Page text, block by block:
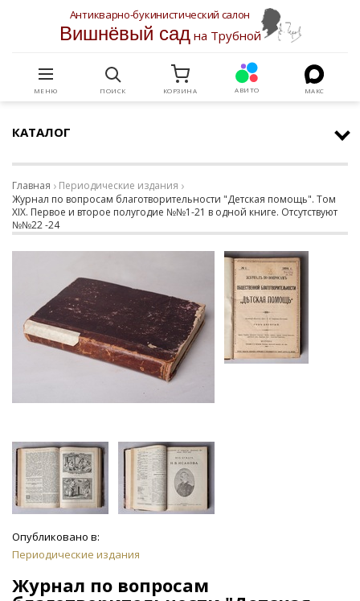
Антикварно-букинистический салон
Вишнёвый садна Трубной
МЕНЮ ПОИСК КОРЗИНА АВИТО МАКС
КАТАЛОГ
Главная
Периодические издания
Журнал по вопросам благотворительности "Детская помощь". Том
XIX. Первое и второе полугодие №№1-21 в одной книге. Отсутствуют
№№22 -24
Опубликовано в:
Периодические издания
Журнал по вопросам